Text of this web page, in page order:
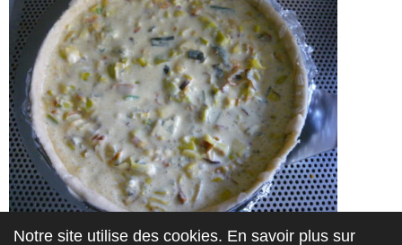
vérifiez que les petits morceaux de fourme sont bien répartis
Notre site utilise des cookies. En savoir plus sur